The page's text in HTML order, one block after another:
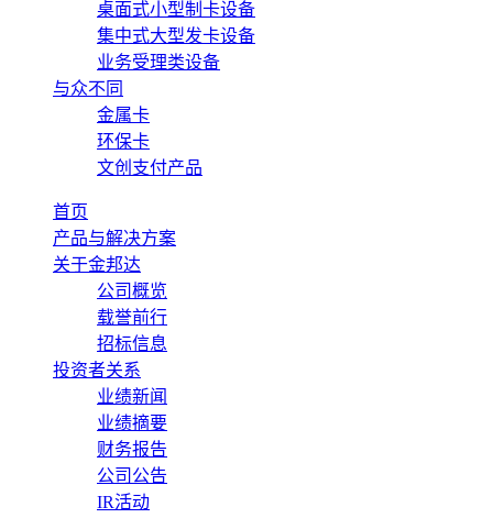
桌面式小型制卡设备
集中式大型发卡设备
业务受理类设备
与众不同
金属卡
环保卡
文创支付产品
首页
产品与解决方案
关于金邦达
公司概览
载誉前行
招标信息
投资者关系
业绩新闻
业绩摘要
财务报告
公司公告
IR活动